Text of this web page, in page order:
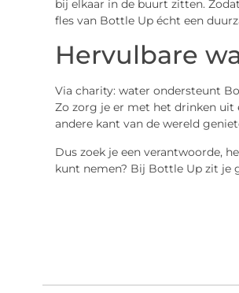
bij elkaar in de buurt zitten.
fles van Bottle Up écht een
Hervulbare
Via charity: water ondersteunt
Zo zorg je er met het drinken uit
andere kant van de wereld
Dus zoek je een verantwoorde,
kunt nemen? Bij Bottle Up zit je